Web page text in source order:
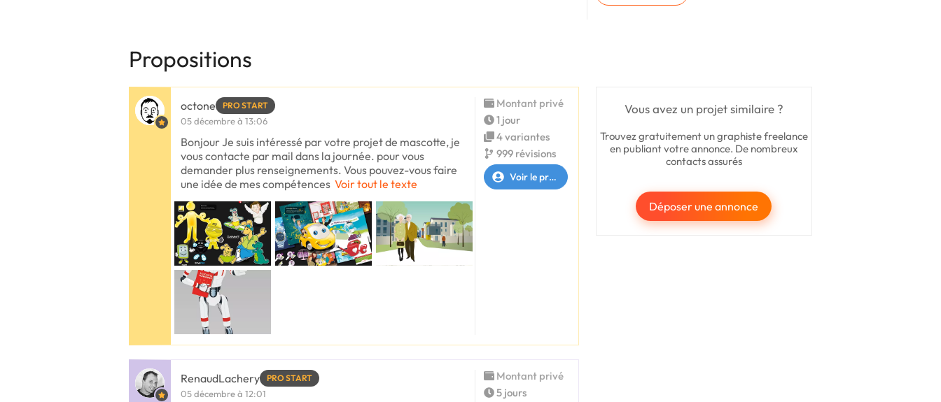
Propositions
Vous avez un projet similaire ?
Trouvez gratuitement un graphiste freelance
en publiant votre annonce. De nombreux
contacts assurés
Déposer une annonce
octone PRO START
05 décembre à 13:06
Bonjour Je suis intéressé par votre projet de mascotte, je
vous contacte par mail dans la journée. pour vous
demander plus renseignements. Vous pouvez-vous faire
une idée de mes compétences Voir tout le texte
Montant privé
1 jour
4 variantes
999 révisions
Voir le profil
RenaudLachery PRO START
05 décembre à 12:01
Montant privé
5 jours